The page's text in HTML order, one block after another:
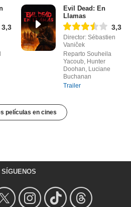
3,3
Evil Dead: En
Llamas
3,3
Director: Sébastien
Vaniček
Reparto Souheila
Yacoub, Hunter
Doohan, Luciane
Buchanan
Trailer
películas en cines
SÍGUENOS